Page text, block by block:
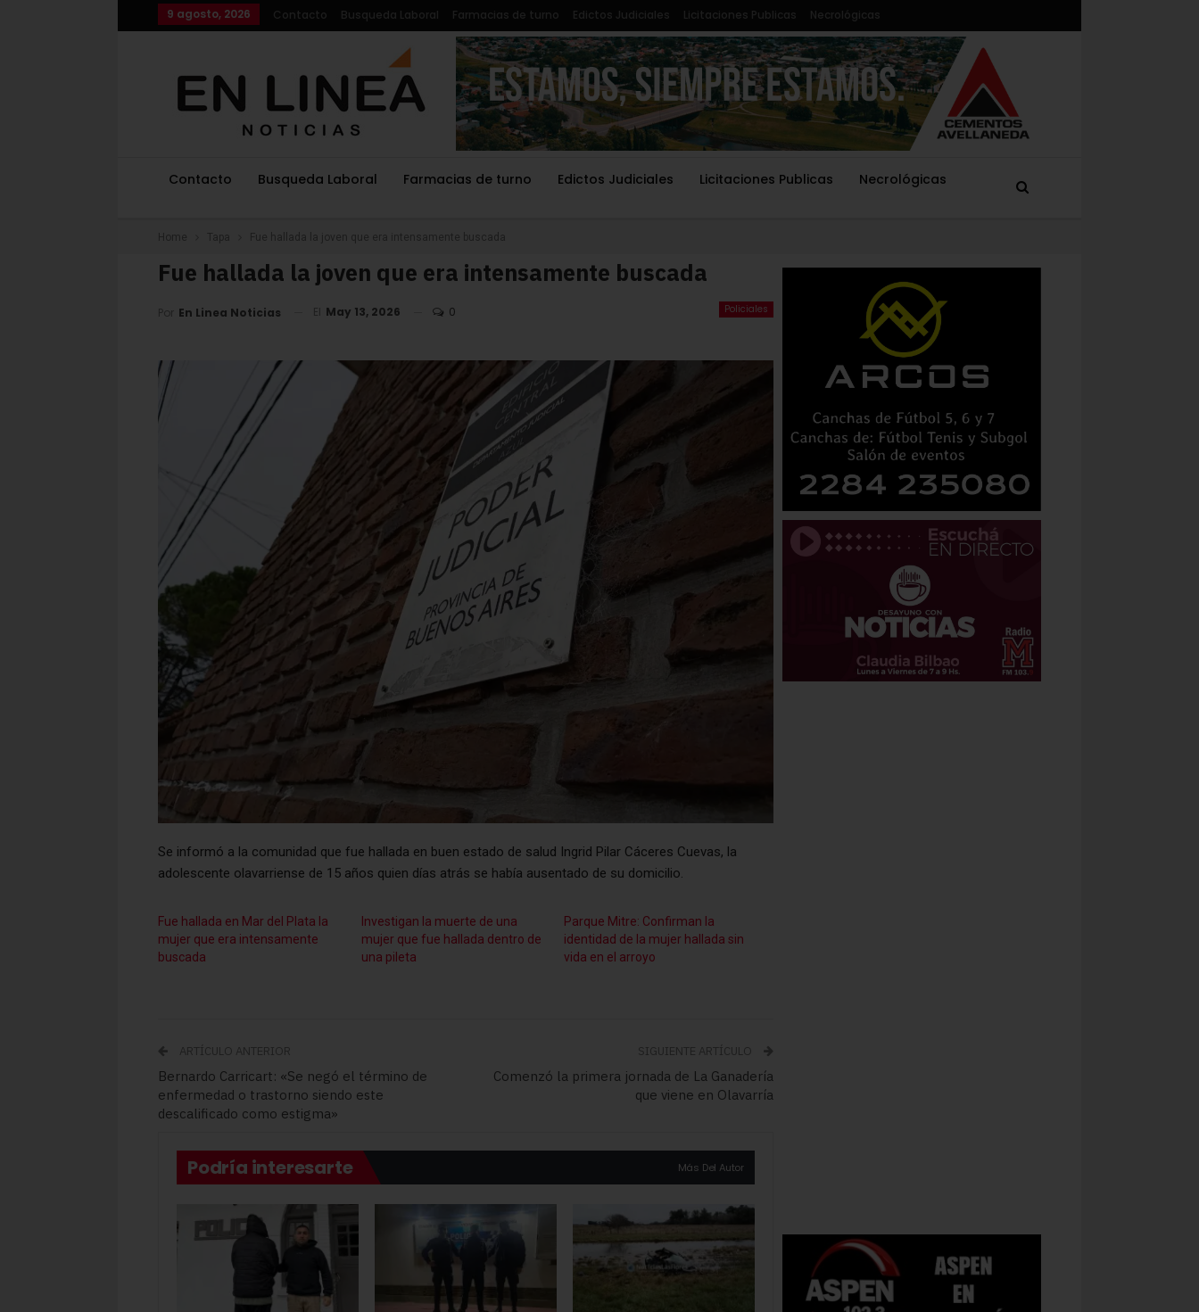
9 agosto, 2026 Contacto Busqueda Laboral Farmacias de turno Edictos Judiciales Licitaciones Publicas Necrológicas
Contacto Busqueda Laboral Farmacias de turno Edictos Judiciales Licitaciones Publicas Necrológicas
Home Tapa Fue hallada la joven que era intensamente buscada
Fue hallada la joven que era intensamente buscada
Policiales
Por En Linea Noticias El May 13, 2026 0
Se informó a la comunidad que fue hallada en buen estado de salud Ingrid Pilar Cáceres Cuevas, la
adolescente olavarriense de 15 años quien días atrás se había ausentado de su domicilio.
Fue hallada en Mar del Plata la
mujer que era intensamente
buscada
Investigan la muerte de una
mujer que fue hallada dentro de
una pileta
Parque Mitre: Confirman la
identidad de la mujer hallada sin
vida en el arroyo
ARTÍCULO ANTERIOR
Bernardo Carricart: «Se negó el término de
enfermedad o trastorno siendo este
descalificado como estigma»
SIGUIENTE ARTÍCULO
Comenzó la primera jornada de La Ganadería
que viene en Olavarría
Podría interesarte Más Del Autor